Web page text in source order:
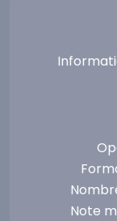
Note